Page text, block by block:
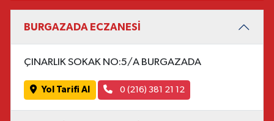
BURGAZADA ECZANESİ
ÇINARLIK SOKAK NO:5/A BURGAZADA
Yol Tarifi Al 0 (216) 381 21 12